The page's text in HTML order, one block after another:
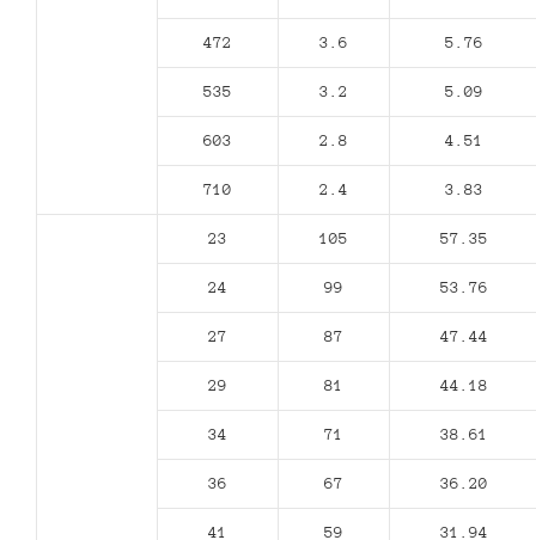
472 3.6 5.76
535 3.2 5.09
603 2.8 4.51
710 2.4 3.83
23 105 57.35
24 99 53.76
27 87 47.44
29 81 44.18
34 71 38.61
36 67 36.20
41 59 31.94